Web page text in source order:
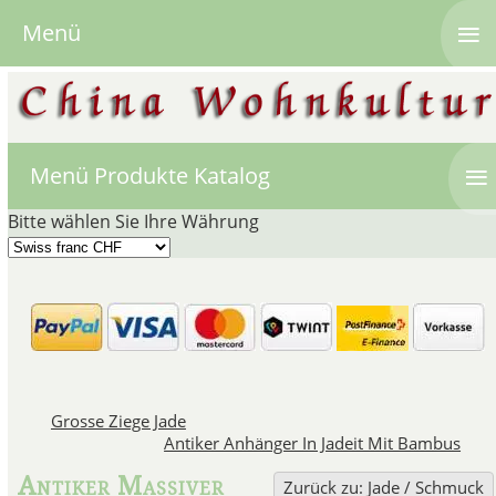
- kein anderes Material
Jade (in China
Menü Produkte Katalog ≡
Bitte wählen Sie Ihre Währung
Grosse Ziege Jade
Antiker Anhänger In Jadeit Mit Bambus
Zurück zu: Jade / Schmuck
Antiker Massiver
Menü ≡